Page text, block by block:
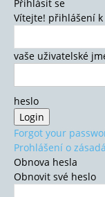
Přihlásit se
Vítejte! přihlášení
vaše uživatelské
heslo
Forgot your
Prohlášení o
Obnova hesla
Obnovit své heslo